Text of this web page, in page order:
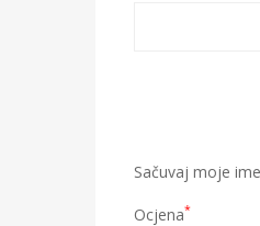
Sačuvaj moje
Ocjena*